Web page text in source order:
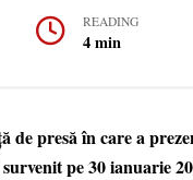
READING
4 min
presă în care a
pe 30 ianuarie